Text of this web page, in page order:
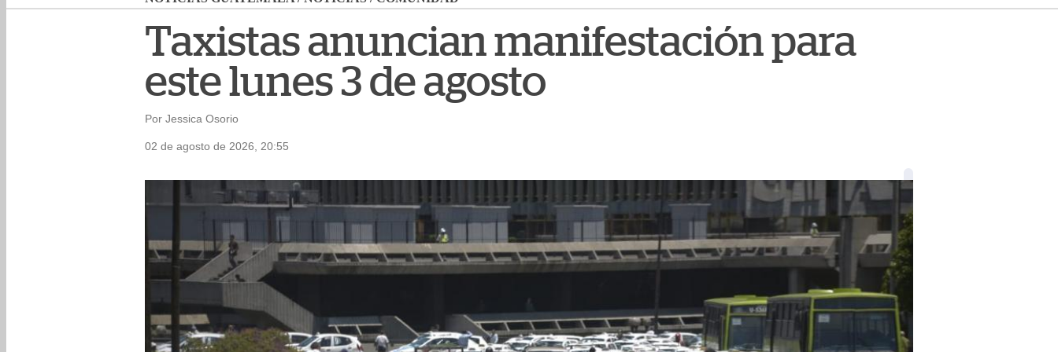
Taxistas anuncian manifestación para
este lunes 3 de agosto
Por Jessica Osorio
02 de agosto de 2026, 20:55